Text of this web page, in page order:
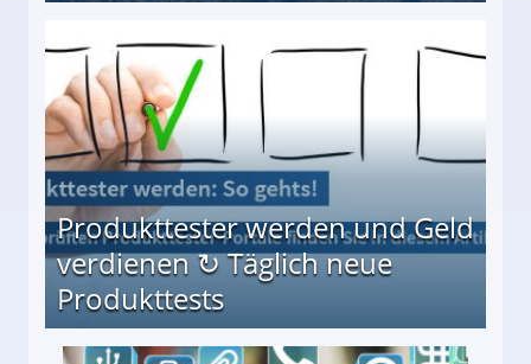
Produkttester werden und Geld
verdienen ↻ Täglich neue
Produkttests
↻ Täglich neue Produkttests